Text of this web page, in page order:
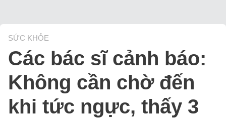
SỨC KHỎE
Các bác sĩ cảnh báo:
Không cần chờ đến
khi tức ngực, thấy 3